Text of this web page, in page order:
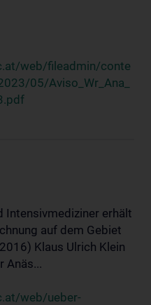
web/fileadmin/conte
05/Aviso_Wr_Ana_
Intensivmediziner erhält
auf dem Gebiet
Klaus Ulrich Klein
Anäs...
web/ueber-